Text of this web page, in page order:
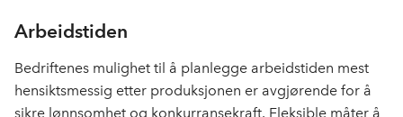
Arbeidstiden
Bedriftenes mulighet til å planlegge arbeidstiden mest
hensiktsmessig etter produksjonen er avgjørende for å
sikre lønnsomhet og konkurransekraft. Fleksible måter å